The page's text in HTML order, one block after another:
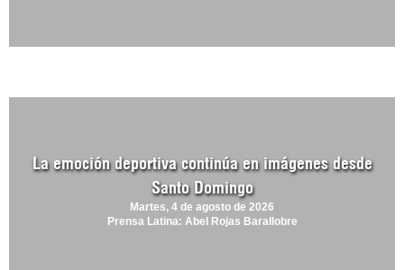
La emoción deportiva continúa en imágenes desde
Santo Domingo
Martes, 4 de agosto de 2026
Prensa Latina: Abel Rojas Barallobre